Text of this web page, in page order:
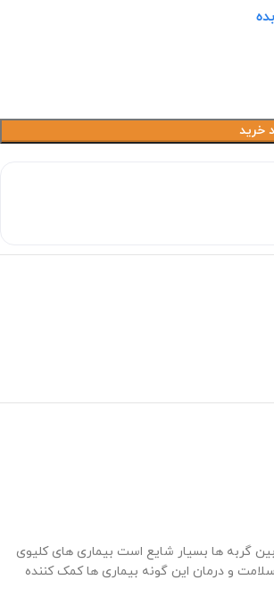
خرید
گربه ها بسیار شایع است بیماری های کلیوی
و درمان این گونه بیماری ها کمک کننده